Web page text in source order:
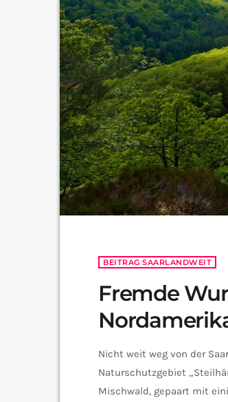
BEITRAG SAARLANDWEIT
Fremde
Nicht weit weg von der
Naturschutzgebiet
Mischwald, gepaart mit